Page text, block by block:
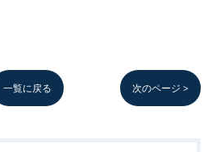
一覧に戻る 次のページ >